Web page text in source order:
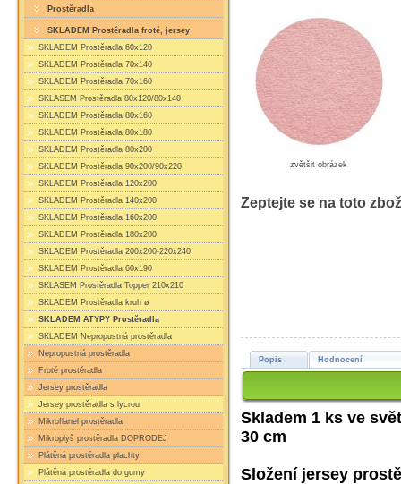
Prostěradla
SKLADEM Prostěradla froté, jersey
SKLADEM Prostěradla 60x120
SKLADEM Prostěradla 70x140
SKLADEM Prostěradla 70x160
SKLASEM Prostěradla 80x120/80x140
SKLADEM Prostěradla 80x160
SKLADEM Prostěradla 80x180
SKLADEM Prostěradla 80x200
SKLADEM Prostěradla 90x200/90x220
SKLADEM Prostěradla 120x200
SKLADEM Prostěradla 140x200
SKLADEM Prostěradla 160x200
SKLADEM Prostěradla 180x200
SKLADEM Prostěradla 200x200-220x240
SKLADEM Prostěradla 60x190
SKLASEM Prostěradla Topper 210x210
SKLADEM Prostěradla kruh ø
SKLADEM ATYPY Prostěradla
SKLADEM Nepropustná prostěradla
Nepropustná prostěradla
Froté prostěradla
Jersey prostěradla
Jersey prostěradla s lycrou
Mikroflanel prostěradla
Mikroplyš prostěradla DOPRODEJ
Plátěná prostěradla plachty
Plátěná prostěradla do gumy
zvětšit obrázek
Zeptejte se na toto
Popis Hodnocení
Skladem 1 ks ve
30 cm
Složení jersey